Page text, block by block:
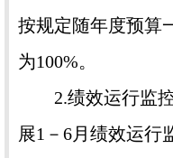
按规定随年度预算
为100%。
2.绩效运行监控
展1－6月绩效运行